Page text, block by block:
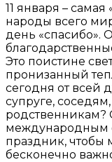
11 января – самая
народы всего
день «спасибо».
Это поистине
пронизанный
сегодня от всей
супруге,
родственникам?
международным
праздник, чтобы
бесконечно